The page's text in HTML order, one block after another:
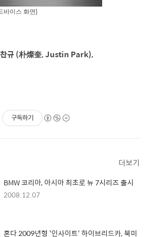
바이스 화면]
규 (朴燦奎, Justin Park),
구독하기
더보기
BMW 코리아, 아시아 최초로 뉴 7시리즈 출시
2008.12.07
혼다 2009년형 '인사이트' 하이브리드카, 북미